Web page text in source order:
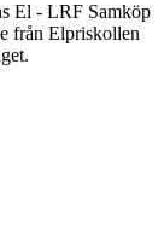
El - LRF Samköp
från Elpriskollen